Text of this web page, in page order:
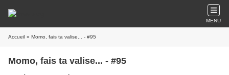
MENU
Accueil » Momo, fais ta valise... - #95
Momo, fais ta valise... - #95